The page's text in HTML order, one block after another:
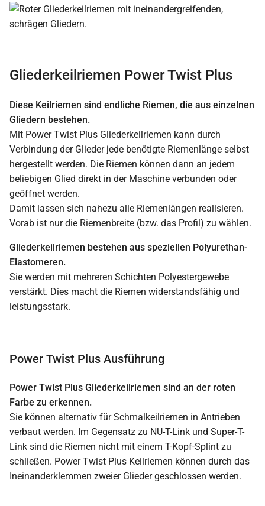
Gliederkeilriemen Power Twist Plus
Diese Keilriemen sind endliche Riemen, die aus einzelnen
Gliedern bestehen.
Mit Power Twist Plus Gliederkeilriemen kann durch
Verbindung der Glieder jede benötigte Riemenlänge selbst
hergestellt werden. Die Riemen können dann an jedem
beliebigen Glied direkt in der Maschine verbunden oder
geöffnet werden.
Damit lassen sich nahezu alle Riemenlängen realisieren.
Vorab ist nur die Riemenbreite (bzw. das Profil) zu wählen.
Gliederkeilriemen bestehen aus speziellen Polyurethan-
Elastomeren.
Sie werden mit mehreren Schichten Polyestergewebe
verstärkt. Dies macht die Riemen widerstandsfähig und
leistungsstark.
Power Twist Plus Ausführung
Power Twist Plus Gliederkeilriemen sind an der roten
Farbe zu erkennen.
Sie können alternativ für Schmalkeilriemen in Antrieben
verbaut werden. Im Gegensatz zu NU-T-Link und Super-T-
Link sind die Riemen nicht mit einem T-Kopf-Splint zu
schließen. Power Twist Plus Keilriemen können durch das
Ineinanderklemmen zweier Glieder geschlossen werden.